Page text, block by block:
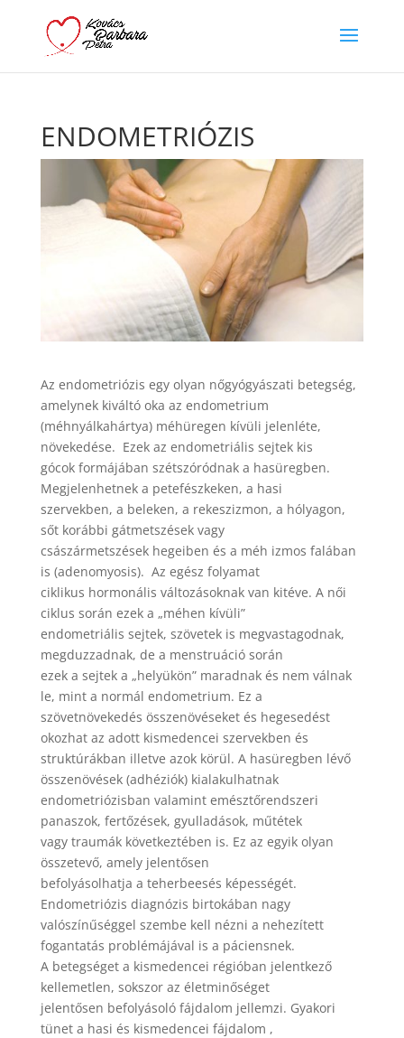
ENDOMETRIÓZIS
Az endometriózis egy olyan nőgyógyászati ​​betegség,
amelynek kiváltó oka az endometrium
(méhnyálkahártya) méhüregen kívüli jelenléte,
növekedése. Ezek az endometriális sejtek kis
gócok formájában szétszóródnak a hasüregben.
Megjelenhetnek a petefészkeken, a hasi
szervekben, a beleken, a rekeszizmon, a hólyagon,
sőt korábbi gátmetszések vagy
császármetszések hegeiben és a méh izmos falában
is (adenomyosis). Az egész folyamat
ciklikus hormonális változásoknak van kitéve. A női
ciklus során ezek a „méhen kívüli”
endometriális sejtek, szövetek is megvastagodnak,
megduzzadnak, de a menstruáció során
ezek a sejtek a „helyükön” maradnak és nem válnak
le, mint a normál endometrium. Ez a
szövetnövekedés összenövéseket és hegesedést
okozhat az adott kismedencei szervekben és
struktúrákban illetve azok körül. A hasüregben lévő
összenövések (adhéziók) kialakulhatnak
endometriózisban valamint emésztőrendszeri
panaszok, fertőzések, gyulladások, műtétek
vagy traumák következtében is. Ez az egyik olyan
összetevő, amely jelentősen
befolyásolhatja a teherbeesés képességét.
Endometriózis diagnózis birtokában nagy
valószínűséggel szembe kell nézni a nehezített
fogantatás problémájával is a páciensnek.
A betegséget a kismedencei régióban jelentkező
kellemetlen, sokszor az életminőséget
jelentősen befolyásoló fájdalom jellemzi. Gyakori
tünet a hasi és kismedencei fájdalom ,